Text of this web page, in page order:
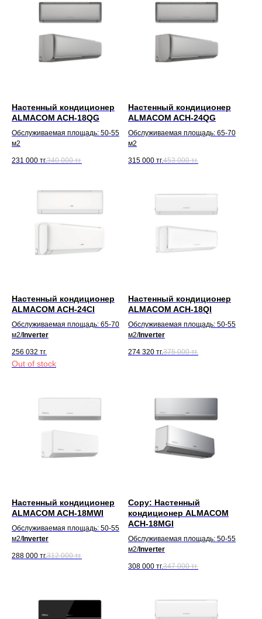
Настенный кондиционер
ALMACOM ACH-18QG
Обслуживаемая площадь: 50-55
м2
231 000 тг.340 000 тг.
Настенный кондиционер
ALMACOM ACH-24QG
Обслуживаемая площадь: 65-70
м2
315 000 тг.453 000 тг.
Настенный кондиционер
ALMACOM ACH-24CI
Обслуживаемая площадь: 65-70
м2/Inverter
256 032 тг.
Out of stock
Настенный кондиционер
ALMACOM ACH-18QI
Обслуживаемая площадь: 50-55
м2/Inverter
274 320 тг.375 000 тг.
Настенный кондиционер
ALMACOM ACH-18MWI
Обслуживаемая площадь: 50-55
м2/Inverter
288 000 тг.312 000 тг.
Copy: Настенный
кондиционер ALMACOM
ACH-18MGI
Обслуживаемая площадь: 50-55
м2/Inverter
308 000 тг.347 000 тг.